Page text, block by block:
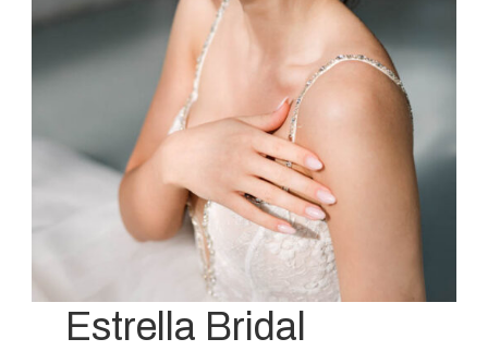
Estrella Bridal